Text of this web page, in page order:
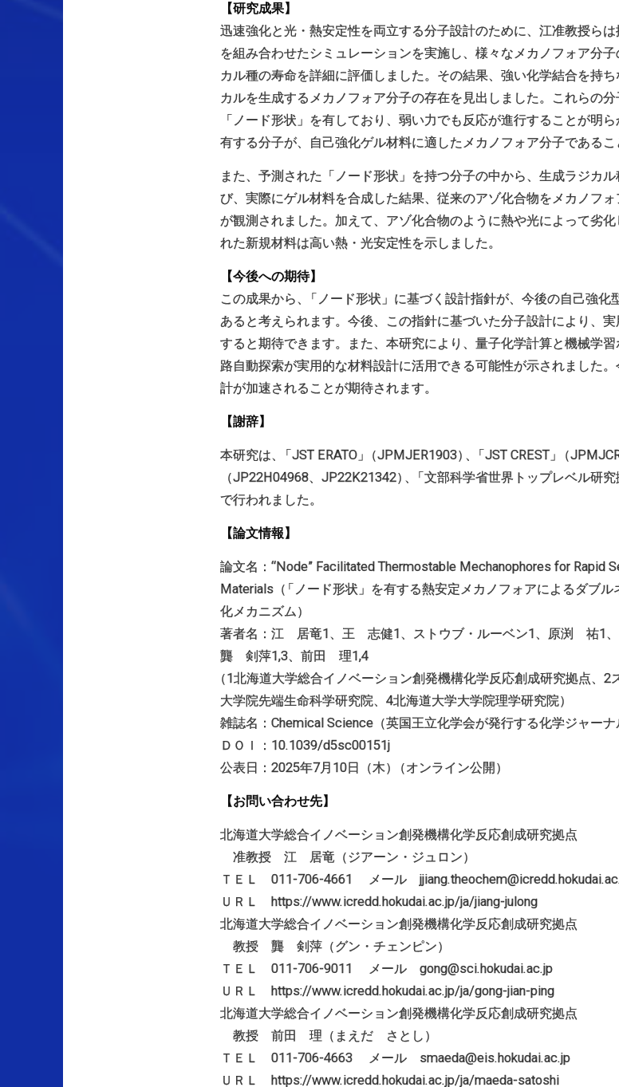
【研究成果】
迅速強化と光・熱安定性を両立する分子設計のために、江准教授ら
を組み合わせたシミュレーションを実施し、様々なメカノフォア分
カル種の寿命を詳細に評価しました。その結果、強い化学結合を持
カルを生成するメカノフォア分子の存在を見出しました。これらの
「ノード形状」を有しており、弱い力でも反応が進行することが明
有する分子が、自己強化ゲル材料に適したメカノフォア分子である
また、予測された「ノード形状」を持つ分子の中から、生成ラジカ
び、実際にゲル材料を合成した結果、従来のアゾ化合物をメカノフ
が観測されました。加えて、アゾ化合物のように熱や光によって劣
れた新規材料は高い熱・光安定性を示しました。
【今後への期待】
この成果から、
「ノード形状」に基づく設計指針が、今後の自己強
あると考えられます。今後、この指針に基づいた分子設計により、
すると期待できます。また、本研究により、量子化学計算と機械学
路自動探索が実用的な材料設計に活用できる可能性が示されました
計が加速されることが期待されます。
【謝辞】
本研究は、 「JST ERATO」 （JPMJER1903） 、 「JST CREST 」 （
（JP22H04968、JP22K21342） 、 「文部科学省世界トップレベル研
で行われました。
【論文情報】
論文名：“Node” Facilitated Thermostable Mechanophores for Rapid
Materials 「ノード形状」を有する熱安定メカノフォアによるダブ
化メカニズム）
著者名：江 居竜1、王 志健1、ストウブ・ルーベン1、原渕 祐1、
龔 剣萍1,3、前田 理1,4
（1北海道大学総合イノベーション創発機構化学反応創成研究拠点、
大学院先端生命科学研究院、4北海道大学大学院理学研究院）
雑誌名：Chemical Science（英国王立化学会が発行する化学ジャーナ
ＤＯＩ：10.1039/d5sc00151j
公表日：2025年7月10日（木） （オンライン公開）
【お問い合わせ先】
北海道大学総合イノベーション創発機構化学反応創成研究拠点
准教授 江 居竜（ジアーン・ジュロン）
ＴＥＬ 011-706-4661 メール
ＵＲＬ https://www.icredd.hokudai.ac.jp/ja/jiang-julong
北海道大学総合イノベーション創発機構化学反応創成研究拠点
教授 龔 剣萍（グン・チェンピン）
ＴＥＬ 011-706-9011 メール gong@sci.hokudai.ac.jp
ＵＲＬ https://www.icredd.hokudai.ac.jp/ja/gong-jian-ping
北海道大学総合イノベーション創発機構化学反応創成研究拠点
教授 前田 理（まえだ さとし）
ＴＥＬ 011-706-4663 メール smaeda@eis.hokudai.ac.jp
ＵＲＬ https://www.icredd.hokudai.ac.jp/ja/maeda-satoshi